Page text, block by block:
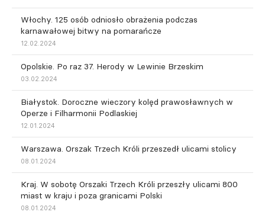
Włochy. 125 osób odniosło obrażenia podczas
karnawałowej bitwy na pomarańcze
12.02.2024
Opolskie. Po raz 37. Herody w Lewinie Brzeskim
03.02.2024
Białystok. Doroczne wieczory kolęd prawosławnych w
Operze i Filharmonii Podlaskiej
12.01.2024
Warszawa. Orszak Trzech Króli przeszedł ulicami stolicy
08.01.2024
Kraj. W sobotę Orszaki Trzech Króli przeszły ulicami 800
miast w kraju i poza granicami Polski
08.01.2024